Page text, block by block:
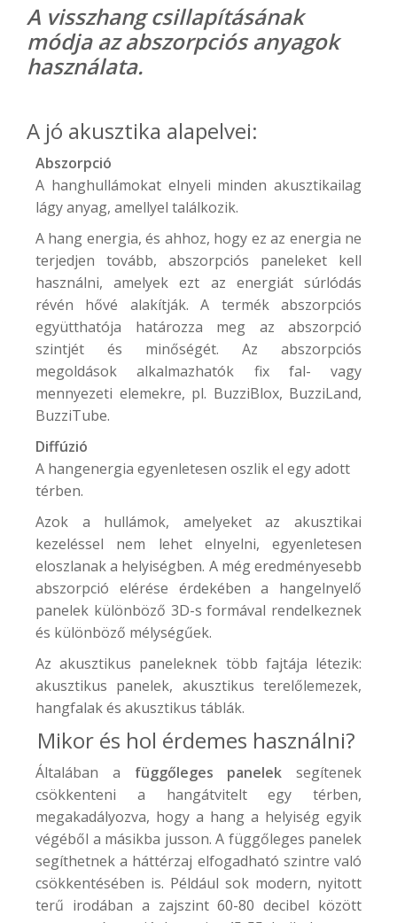
A visszhang csillapításának
módja az abszorpciós anyagok
használata.
A jó akusztika alapelvei:
Abszorpció
A hanghullámokat elnyeli minden akusztikailag
lágy anyag, amellyel találkozik.
A hang energia, és ahhoz, hogy ez az energia ne
terjedjen tovább, abszorpciós paneleket kell
használni, amelyek ezt az energiát súrlódás
révén hővé alakítják. A termék abszorpciós
együtthatója határozza meg az abszorpció
szintjét és minőségét. Az abszorpciós
megoldások alkalmazhatók fix fal- vagy
mennyezeti elemekre, pl. BuzziBlox, BuzziLand,
BuzziTube.
Diffúzió
A hangenergia egyenletesen oszlik el egy adott
térben.
Azok a hullámok, amelyeket az akusztikai
kezeléssel nem lehet elnyelni, egyenletesen
eloszlanak a helyiségben. A még eredményesebb
abszorpció elérése érdekében a hangelnyelő
panelek különböző 3D-s formával rendelkeznek
és különböző mélységűek.
Az akusztikus paneleknek több fajtája létezik:
akusztikus panelek, akusztikus terelőlemezek,
hangfalak és akusztikus táblák.
Mikor és hol érdemes használni?
Általában a függőleges panelek segítenek
csökkenteni a hangátvitelt egy térben,
megakadályozva, hogy a hang a helyiség egyik
végéből a másikba jusson. A függőleges panelek
segíthetnek a háttérzaj elfogadható szintre való
csökkentésében is. Például sok modern, nyitott
terű irodában a zajszint 60-80 decibel között